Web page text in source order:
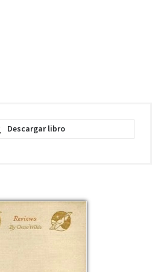
Descargar libro
Nihilists - Oscar Wilde -
KB | 546 descargas